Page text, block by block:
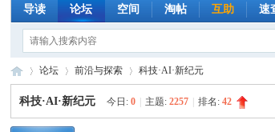
导读 论坛 空间 淘帖 互助 速
论坛 前沿与探索 科技·AI·新纪元
科技·AI·新纪元 今日:0 主题:2257 排名:42